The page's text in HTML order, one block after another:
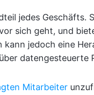
jedes Geschäfts.
sich geht, und
jedoch eine
datengesteuerte
Mitarbeiter